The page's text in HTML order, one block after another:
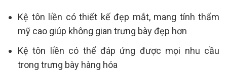
Kệ tôn liền có thiết kế đẹp mắt, mang tính thẩm
mỹ cao giúp không gian trưng bày đẹp hơn
Kệ tôn liền có thể đáp ứng được mọi nhu cầu
trong trưng bày hàng hóa